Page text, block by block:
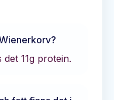
?
det 11g protein.